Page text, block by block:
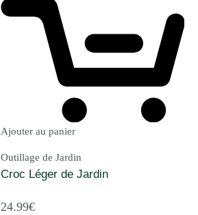
Ajouter au panier
Outillage de Jardin
Croc Léger de Jardin
24.99€